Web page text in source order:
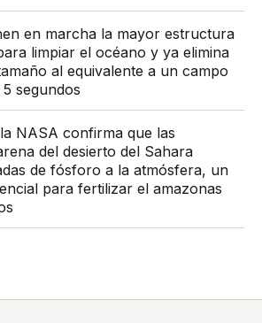
en marcha la mayor estructura
limpiar el océano y ya elimina
al equivalente a un campo
segundos
NASA confirma que las
del desierto del Sahara
de fósforo a la atmósfera, un
para fertilizar el amazonas